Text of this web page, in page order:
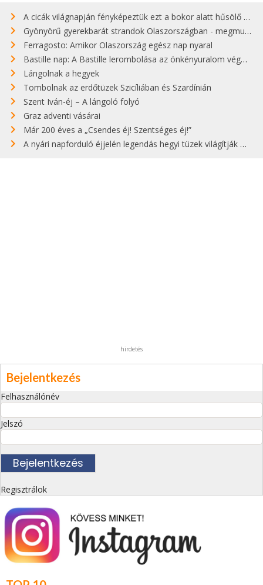
A cicák világnapján fényképeztük ezt a bokor alatt hűsölő cicát Kisorosziban
Gyönyörű gyerekbarát strandok Olaszországban - megmutatjuk a 15 legjobbat
Ferragosto: Amikor Olaszország egész nap nyaral
Bastille nap: A Bastille lerombolása az önkényuralom végét jelentette
Lángolnak a hegyek
Tombolnak az erdőtüzek Szicíliában és Szardínián
Szent Iván-éj – A lángoló folyó
Graz adventi vásárai
Már 200 éves a „Csendes éj! Szentséges éj!”
A nyári napforduló éjjelén legendás hegyi tüzek világítják meg Zugspitzét
hirdetés
Bejelentkezés
Felhasználónév
Jelszó
Regisztrálok